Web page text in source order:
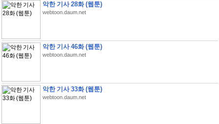
악한 기사 28화 (웹툰)
webtoon.daum.net
악한 기사 46화 (웹툰)
webtoon.daum.net
악한 기사 33화 (웹툰)
webtoon.daum.net